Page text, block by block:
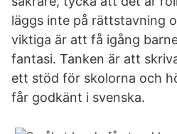
läggs inte på rättstavning
viktiga är att få igång
fantasi. Tanken är att
ett stöd för skolorna och
får godkänt i svenska.